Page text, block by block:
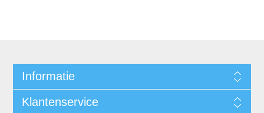
Informatie
Klantenservice